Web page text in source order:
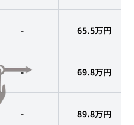
- 65.5万円
- 69.8万円
- 89.8万円